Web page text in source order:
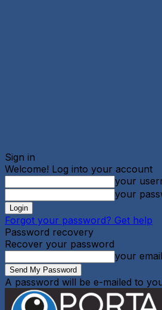
Sign in
Welcome! Log into your account
your
your
Forgot your password? Get help
Password recovery
Recover your password
your email
A password will be e-mailed to